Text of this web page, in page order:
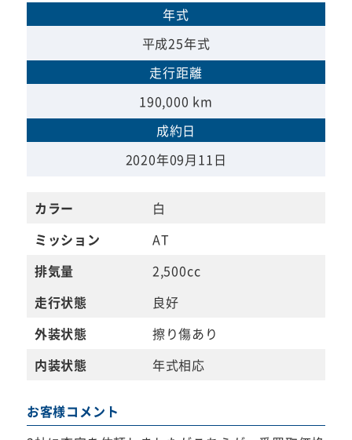
年式
平成25年式
走行距離
190,000 km
成約日
2020年09月11日
カラー
白
ミッション
AT
排気量
2,500cc
走行状態
良好
外装状態
擦り傷あり
内装状態
年式相応
お客様コメント